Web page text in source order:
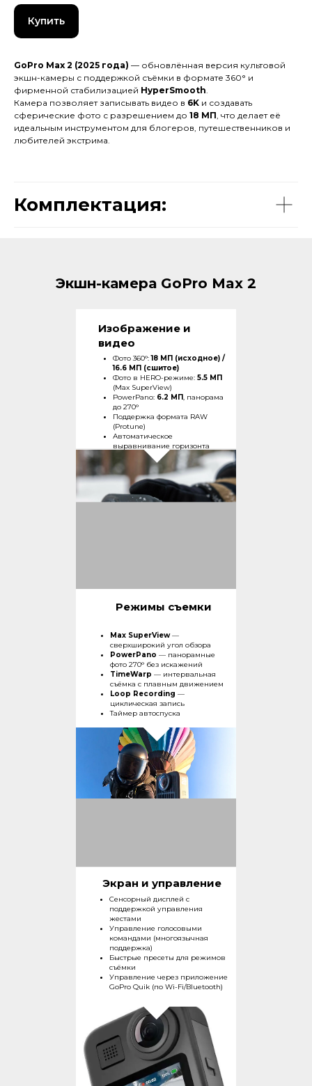
Купить
GoPro Max 2 (2025 года) — обновлённая версия культовой
экшн-камеры с поддержкой съёмки в формате 360° и
фирменной стабилизацией HyperSmooth.
Камера позволяет записывать видео в 6K и создавать
сферические фото с разрешением до 18 МП, что делает её
идеальным инструментом для блогеров, путешественников и
любителей экстрима.
Комплектация:
Экшн-камера GoPro Max 2
Max SuperView—
сверхширокий угол обзора
PowerPano — панорамные
фото 270° без искажений
TimeWarp — интервальная
съёмка с плавным движением
Loop Recording —
циклическая запись
Таймер автоспуска
Режимы съемки
Изображение и
видео
Фото 360°:18 МП (исходное) /
16.6 МП (сшитое)
Фото в HERO-режиме: 5.5 МП
(Max SuperView)
PowerPano: 6.2 МП, панорама
до 270°
Поддержка формата RAW
(Protune)
Автоматическое
выравнивание горизонта
Сенсорный дисплей с
поддержкой управления
жестами
Управление голосовыми
командами (многоязычная
поддержка)
Быстрые пресеты для режимов
съёмки
Управление через приложение
GoPro Quik (по Wi-Fi/Bluetooth)
Экран и управление